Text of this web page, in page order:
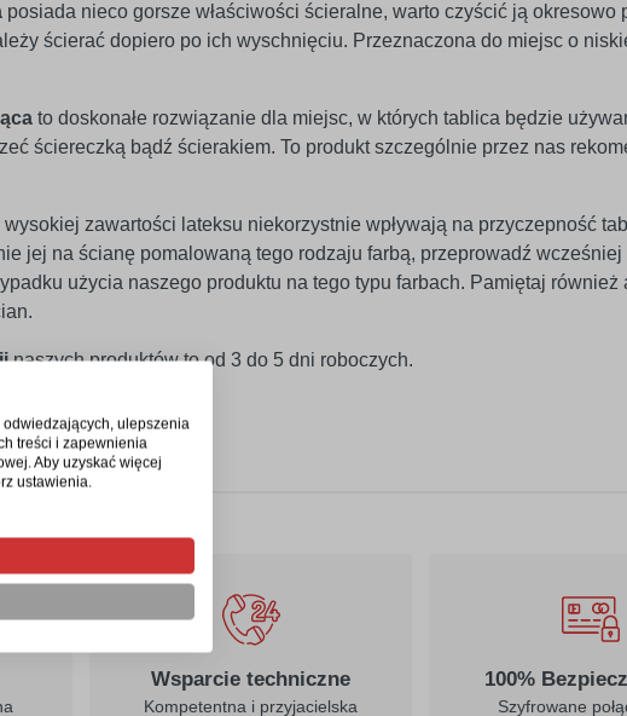
posiada nieco gorsze właściwości ścieralne, warto czyścić ją okresowo
ścierać dopiero po ich wyschnięciu. Przeznaczona do miejsc o
to doskonałe rozwiązanie dla miejsc, w których tablica będzie
ściereczką bądź ścierakiem. To produkt szczególnie przez nas
wysokiej zawartości lateksu niekorzystnie wpływają na przyczepność
jej na ścianę pomalowaną tego rodzaju farbą, przeprowadź
użycia naszego produktu na tego typu farbach. Pamiętaj
naszych produktów to od 3 do 5 dni roboczych.
Wsparcie techniczne
Kompetentna i przyjacielska
100%
Szyfrowane
ulepszenia
treści i zapewnienia
Aby uzyskać więcej
ustawienia.